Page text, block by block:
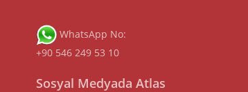
WhatsApp No:
+90 546 249 53 10
Sosyal Medyada Atlas